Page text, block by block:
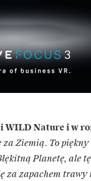
WILD Naturei w
za Ziemią. To
Planetę, ale
za zapachem trawy